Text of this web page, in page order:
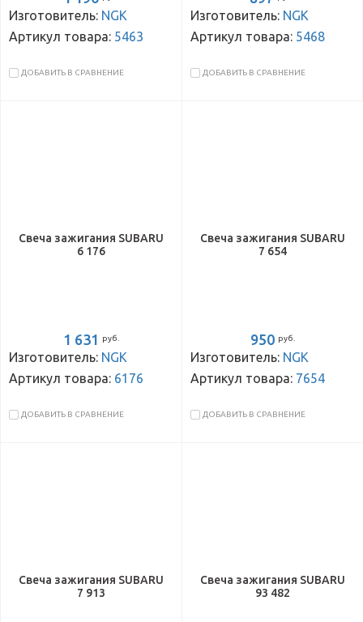
Изготовитель: NGK
Артикул товара: 5463
ДОБАВИТЬ В СРАВНЕНИЕ
Изготовитель: NGK
Артикул товара: 5468
ДОБАВИТЬ В СРАВНЕНИЕ
Свеча зажигания SUBARU
6 176
1 631 руб.
Изготовитель: NGK
Артикул товара: 6176
ДОБАВИТЬ В СРАВНЕНИЕ
Свеча зажигания SUBARU
7 654
950 руб.
Изготовитель: NGK
Артикул товара: 7654
ДОБАВИТЬ В СРАВНЕНИЕ
Свеча зажигания SUBARU
7 913
Свеча зажигания SUBARU
93 482